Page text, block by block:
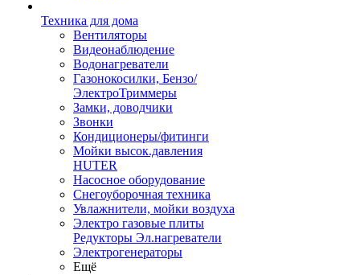
Техника для дома
Вентиляторы
Видеонаблюдение
Водонагреватели
Газонокосилки, Бензо/
ЭлектроТриммеры
Замки, доводчики
Звонки
Кондиционеры/фитинги
Мойки высок.давления
HUTER
Насосное оборудование
Снегоуборочная техника
Увлажнители, мойки воздуха
Электро газовые плиты
Редукторы Эл.нагреватели
Электрогенераторы
Ещё